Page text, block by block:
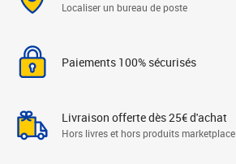
Localiser un bureau de poste
Paiements 100% sécurisés
Livraison offerte dès 25€ d'achat
Hors livres et hors produits marketplace